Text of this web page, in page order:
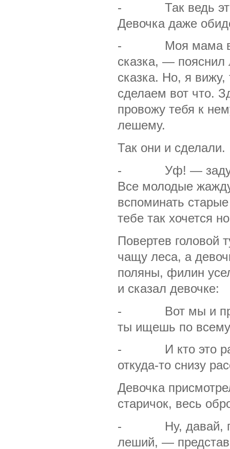
- Так ведь это
Девочка даже
- Моя мама
сказка, — пояснил
сказка. Но, я вижу,
сделаем вот что.
провожу тебя к
лешему.
Так они и сделали.
- Уф! —
Все молодые
вспоминать
тебе так хочется
Повертев головой
чащу леса, а
поляны, филин
и сказал девочке:
- Вот мы и
ты ищешь по
- И кто это
откуда-то снизу
Девочка
старичок, весь
- Ну, давай,
леший, —